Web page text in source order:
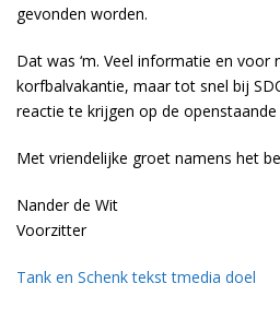
gevonden worden.
Dat was ‘m. Veel informatie en voor
korfbalvakantie, maar tot snel bij
reactie te krijgen op de openstaande
Met vriendelijke groet namens het
Nander de Wit
Voorzitter
Tank en Schenk tekst tmedia doel